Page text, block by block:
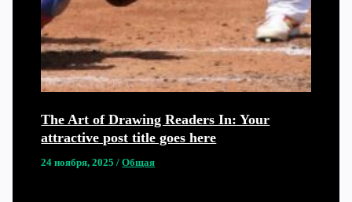
The Art of Drawing Readers In: Your
attractive post title goes here
24 ноября, 2025/Общая